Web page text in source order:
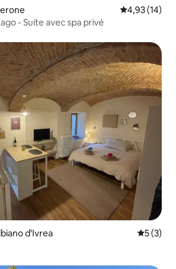
Évaluation
4,93 (14)
- Suite avec spa privé
d'Ivrea
5 (3)